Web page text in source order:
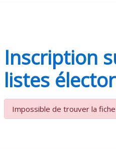
Inscription
listes
Impossible de trouver la